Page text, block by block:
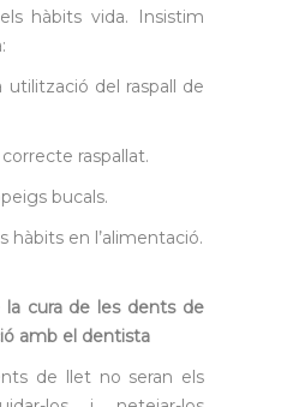
hàbits vida. Insistim
utilització del raspall de
raspallat.
bucals.
hàbits en l’alimentació.
la cura de les dents de
amb el dentista
de llet no seran els